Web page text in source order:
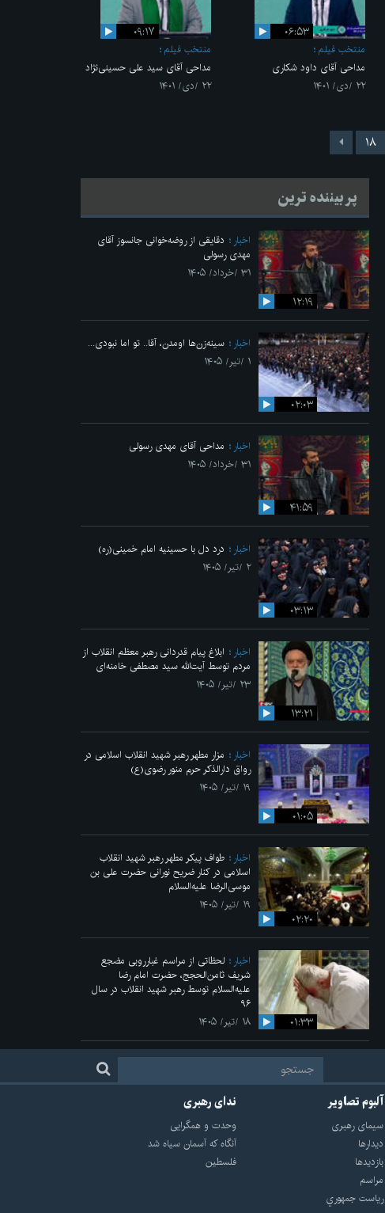
۰۶:۵۳
منتخب فیلم
مداحی آقای داود شکاری
۲۲ /دی/ ۱۴۰۱
۰۹:۱۷
منتخب فیلم
مداحی آقای سید علی حسینی‌نژاد
۲۲ /دی/ ۱۴۰۱
۱۸
پر بیننده ترین
۱۲:۱۹
اخبار
دقایقی از روضه‌خوانی جانسوز آقای
مهدی رسولی
۳۱ /خرداد/ ۱۴۰۵
۰۲:۰۳
اخبار
سینه‌زن‌ها اومدن،‌ آقا.. تو اما نبودی...
۱ /تیر/ ۱۴۰۵
۴۱:۵۹
اخبار
مداحی آقای مهدی رسولی
۳۱ /خرداد/ ۱۴۰۵
۰۳:۱۳
اخبار
درد دل با حسینیه امام خمینی(ره)
۲ /تیر/ ۱۴۰۵
۱۳:۲۱
اخبار
ابلاغ پیام قدردانی رهبر معظم انقلاب از
مردم توسط آیت‌الله سید مصطفی خامنه‌ای
۲۳ /تیر/ ۱۴۰۵
۰۱:۰۵
اخبار
مزار مطهر رهبر شهید انقلاب اسلامی در
رواق دارالذکر حرم منور رضوی(ع)
۱۹ /تیر/ ۱۴۰۵
۰۲:۲۰
اخبار
طواف پیکر مطهر رهبر شهید انقلاب
اسلامی در کنار ضریح نورانی حضرت علی‌ بن
موسی‌الرضا علیه‌السلام
۱۹ /تیر/ ۱۴۰۵
۰۱:۳۳
اخبار
لحظاتی از مراسم غبارروبی مضجع
شریف ثامن‌الحجج، حضرت امام رضا
علیه‌السلام توسط رهبر شهید انقلاب در سال
۹۶
۱۸ /تیر/ ۱۴۰۵
آلبوم تصاویر
سيماى رهبرى
ديدارها
بازديدها
مراسم
رياست جمهوري
ندای رهبری
وحدت و همگرایی
آنگاه که آسمان سیاه شد
فلسطین